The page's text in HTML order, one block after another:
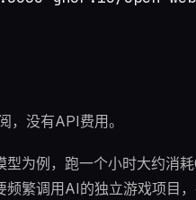
，没有API费用。
型为例，跑一个小时大约
繁调用AI的独立游戏项目